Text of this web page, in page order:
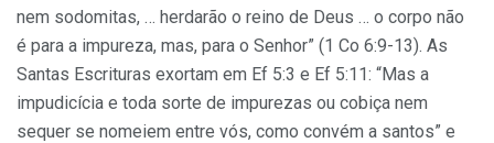
nem sodomitas, … herdarão o reino de Deus … o corpo não
é para a impureza, mas, para o Senhor” (1 Co 6:9-13). As
Santas Escrituras exortam em Ef 5:3 e Ef 5:11: “Mas a
impudicícia e toda sorte de impurezas ou cobiça nem
sequer se nomeiem entre vós, como convém a santos” e